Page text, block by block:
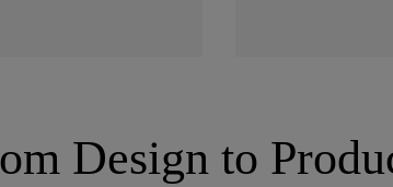
Design to